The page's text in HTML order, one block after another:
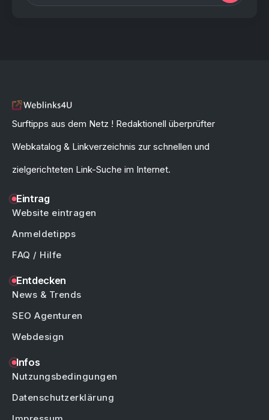
Surftipps aus dem Netz ! Redaktionell überprüfter
Webkatalog & Linkverzeichnis zur schnellen und
zielgerichteten Link-Suche im Internet.
Eintrag
Website eintragen
Anmeldetipps
FAQ / Hilfe
Entdecken
News & Trends
SEO Agenturen
Webdesign
Infos
Nutzungsbedingungen
Datenschutzerklärung